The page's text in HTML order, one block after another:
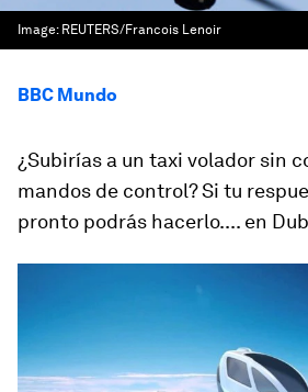
Image: REUTERS/Francois Lenoir
BBC Mundo
¿Subirías a un taxi volador sin
mandos de control? Si tu
pronto podrás hacerlo.... en